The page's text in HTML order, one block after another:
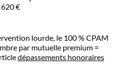
€
lourde, le 100 % CPAM
par mutuelle premium =
dépassements honoraires